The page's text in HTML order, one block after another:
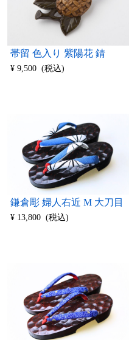
帯留 色入り 紫陽花 錆
¥ 9,500 (税込)
鎌倉彫 婦人右近 M 大刀目
¥ 13,800 (税込)